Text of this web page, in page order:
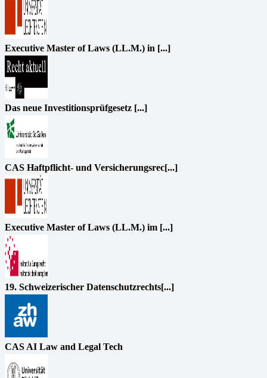
Executive Master of Laws (LL.M.) in [...]
Das neue Investitionsprüfgesetz [...]
CAS Haftpflicht- und Versicherungsrec[...]
Executive Master of Laws (LL.M.) im [...]
19. Schweizerischer Datenschutzrechts[...]
CAS AI Law and Legal Tech